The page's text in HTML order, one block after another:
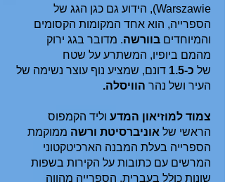
Warszawie), הידוע גם כגן הגג של
הספרייה, הוא אחד המקומות הקסומים
והמיוחדים בוורשה. מדובר בגג ירוק
מהמם ביופיו, המשתרע על שטח
של כ-1.5
דונם, שמציע נוף עוצר נשימה של
העיר ושל נהר הוויסלה.
צמוד למוזיאון המדע וליד הקמפוס
הראשי של אוניברסיטת ורשה ממוקמת
הספרייה בעלת המבנה הארכיטקטוני
המרשים עם כתובות על הקירות בשפות
שונות כולל בעברית. הספרייה מהווה